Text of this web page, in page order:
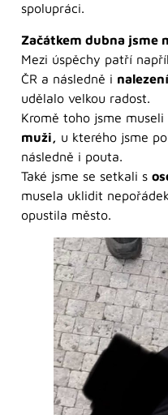
spolupráci.
Začátkem dubna jsme
Mezi úspěchy patří
ČR a následně i
udělalo velkou radost.
Kromě toho jsme
muži, u kterého jsme
následně i pouta.
Také jsme se setkali s
musela uklidit
opustila město.